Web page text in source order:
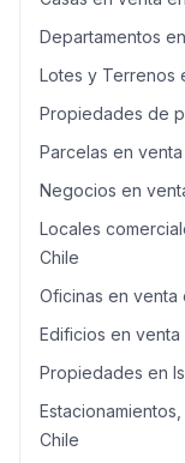
convirtiéndose
de la comuna.
con gran
invertir o
📲 Contáctanos
Lilian Garay y
hogar ideal para
Departamentos
Lotes y Terrenos
Propiedades de
Parcelas en
Negocios en
Locales
Chile
Oficinas en venta
Edificios en venta
Propiedades en
Chile